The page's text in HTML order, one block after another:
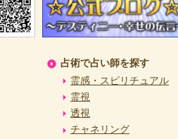
占術で占い師を探す
霊感・スピリチュアル
霊視
透視
チャネリング